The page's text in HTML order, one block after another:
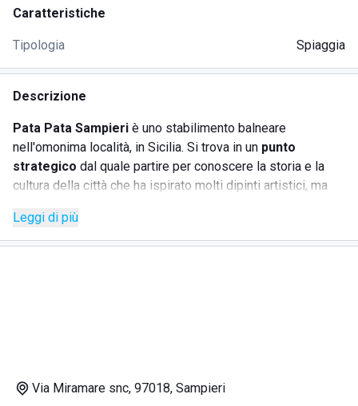
Caratteristiche
Tipologia Spiaggia
Descrizione
Pata Pata Sampieri è uno stabilimento balneare
nell'omonima località, in Sicilia. Si trova in un punto
strategico dal quale partire per conoscere la storia e la
cultura della città che ha ispirato molti dipinti artistici, ma
compagnia. Il territorio offre molto anche ai viaggiatori
solitari, che amano i paesaggi naturalistici e le spiagge con
freschissimosaranno serviti dallo staff disponibile e
Leggi di più
Via Miramare snc, 97018, Sampieri